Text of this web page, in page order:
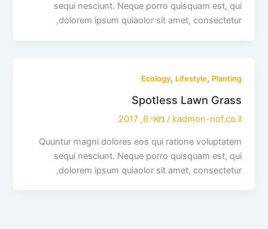
sequi nesciunt. Neque porro quisquam est, qui
dolorem ipsum quiaolor sit amet, consectetur,
Ecology, Lifestyle, Planting
Spotless Lawn Grass
kadmon-nof.co.il
/מאי 6, 2017
Quuntur magni dolores eos qui ratione voluptatem
sequi nesciunt. Neque porro quisquam est, qui
dolorem ipsum quiaolor sit amet, consectetur,